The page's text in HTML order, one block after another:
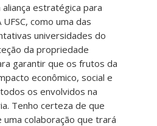
estratégica para
como uma das
universidades do
da propriedade
garantir que os frutos da
econômico, social e
os envolvidos na
Tenho certeza de que
colaboração que trará